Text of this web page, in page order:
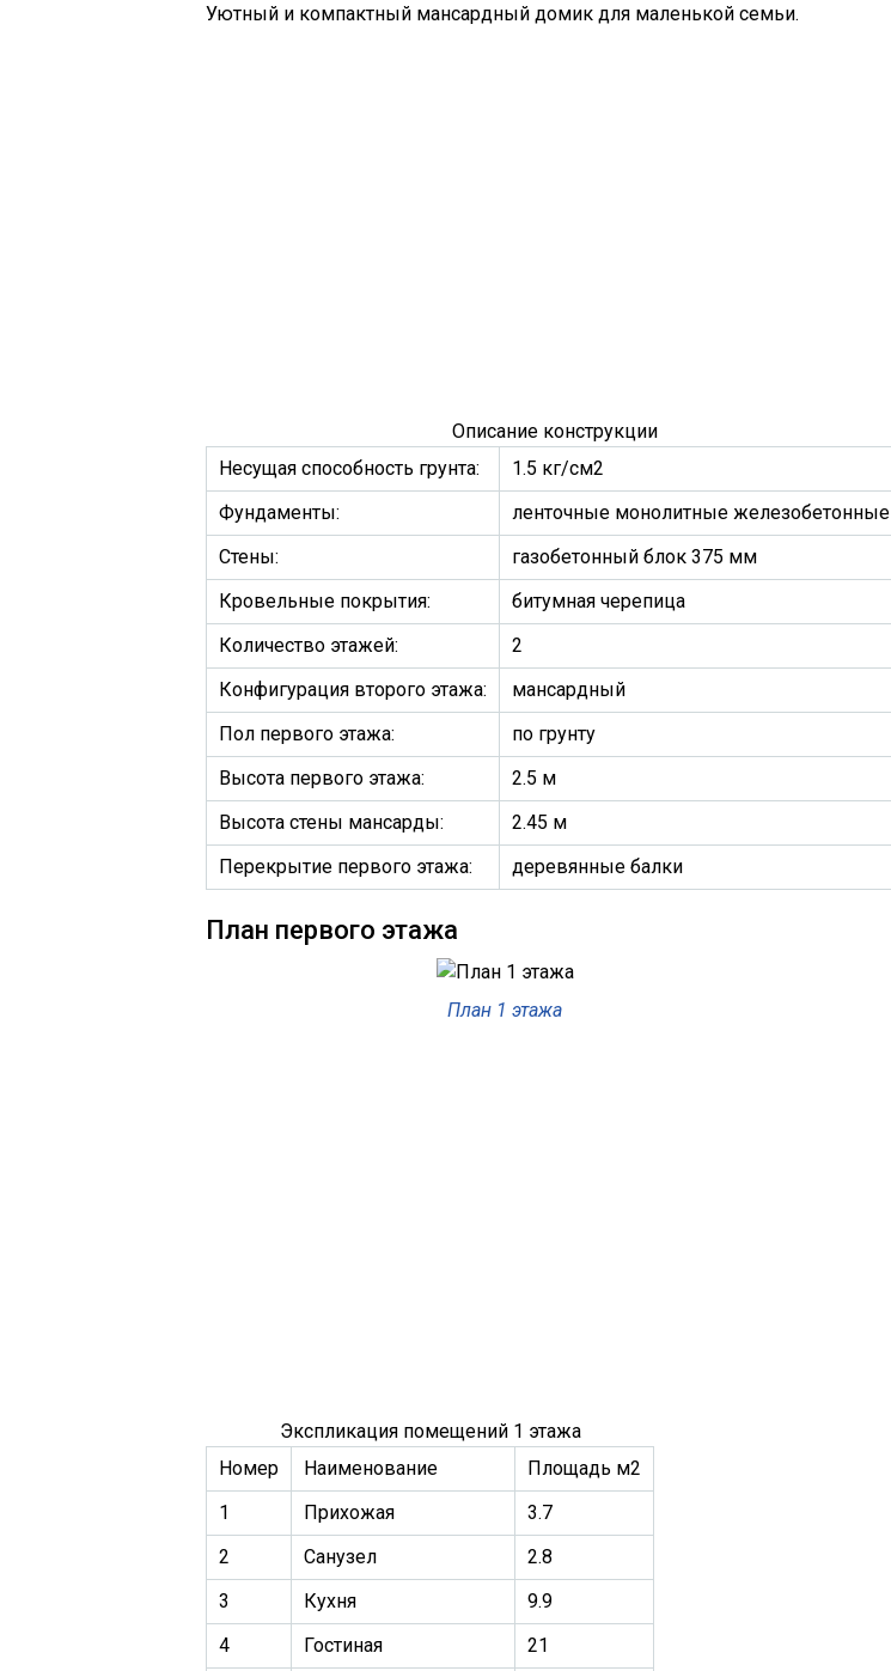
Уютный и компактный мансардный домик для маленькой семьи.
Описание конструкции
Несущая способность грунта:
1.5 кг/см2
Фундаменты:
ленточные монолитные железобетонные
Стены:
газобетонный блок 375 мм
Кровельные покрытия:
битумная черепица
Количество этажей:
2
Конфигурация второго этажа:
мансардный
Пол первого этажа:
по грунту
Высота первого этажа:
2.5 м
Высота стены мансарды:
2.45 м
Перекрытие первого этажа:
деревянные балки
План первого этажа
План 1 этажа
Экспликация помещений 1 этажа
Номер
Наименование
Площадь м2
1
Прихожая
3.7
2
Санузел
2.8
3
Кухня
9.9
4
Гостиная
21